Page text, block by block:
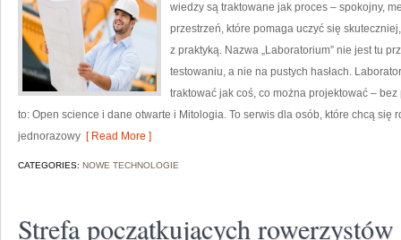
wiedzy są traktowane jak proces – spokojny,
przestrzeń, które pomaga uczyć się
z praktyką. Nazwa „Laboratorium” nie jest tu
testowaniu, a nie na pustych hasłach.
traktować jak coś, co można projektować –
to: Open science i dane otwarte i Mitologia. To serwis dla osób, które chcą się
jednorazowy [ Read More ]
CATEGORIES: NOWE TECHNOLOGIE
Strefa początkujących rowerzystów